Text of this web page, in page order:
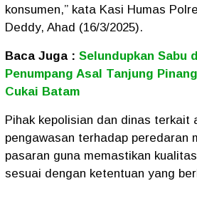
konsumen,” kata Kasi Humas
Deddy, Ahad (16/3/2025).
Baca Juga : Selundupkan Sabu
Penumpang Asal Tanjung
Cukai Batam
Pihak kepolisian dan dinas terkait
pengawasan terhadap peredaran
pasaran guna memastikan
sesuai dengan ketentuan yang